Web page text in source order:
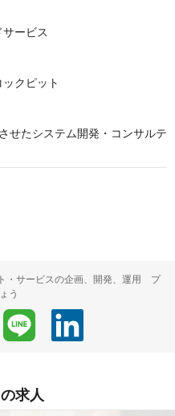
ービス​
クピット
せたシステム開発・コンサルテ
・サービスの企画、開発、運用 プ
う
求人